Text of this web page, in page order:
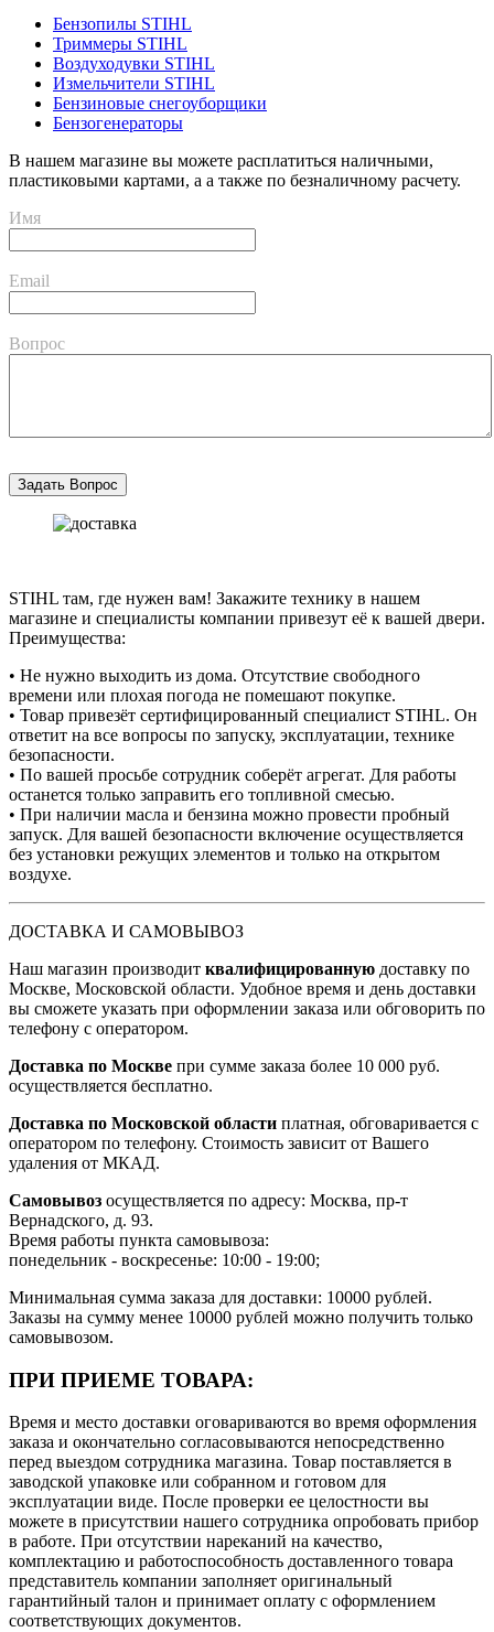
Бензопилы STIHL
Триммеры STIHL
Воздуходувки STIHL
Измельчители STIHL
Бензиновые снегоуборщики
Бензогенераторы
В нашем магазине вы можете расплатиться наличными,
пластиковыми картами, а а также по безналичному расчету.
Имя
Email
Вопрос
STIHL там, где нужен вам! Закажите технику в нашем
магазине и специалисты компании привезут её к вашей двери.
Преимущества:
• Не нужно выходить из дома. Отсутствие свободного
времени или плохая погода не помешают покупке.
• Товар привезёт сертифицированный специалист STIHL. Он
ответит на все вопросы по запуску, эксплуатации, технике
безопасности.
• По вашей просьбе сотрудник соберёт агрегат. Для работы
останется только заправить его топливной смесью.
• При наличии масла и бензина можно провести пробный
запуск. Для вашей безопасности включение осуществляется
без установки режущих элементов и только на открытом
воздухе.
ДОСТАВКА И САМОВЫВОЗ
Наш магазин производит квалифицированную доставку по
Москве, Московской области. Удобное время и день доставки
вы сможете указать при оформлении заказа или обговорить по
телефону с оператором.
Доставка по Москве при сумме заказа более 10 000 руб.
осуществляется бесплатно.
Доставка по Московской области платная, обговаривается с
оператором по телефону. Стоимость зависит от Вашего
удаления от МКАД.
Самовывоз осуществляется по адресу: Москва, пр-т
Вернадского, д. 93.
Время работы пункта самовывоза:
понедельник - воскресенье: 10:00 - 19:00;
Минимальная сумма заказа для доставки: 10000 рублей.
Заказы на сумму менее 10000 рублей можно получить только
самовывозом.
ПРИ ПРИЕМЕ ТОВАРА:
Время и место доставки оговариваются во время оформления
заказа и окончательно согласовываются непосредственно
перед выездом сотрудника магазина. Товар поставляется в
заводской упаковке или собранном и готовом для
эксплуатации виде. После проверки ее целостности вы
можете в присутствии нашего сотрудника опробовать прибор
в работе. При отсутствии нареканий на качество,
комплектацию и работоспособность доставленного товара
представитель компании заполняет оригинальный
гарантийный талон и принимает оплату с оформлением
соответствующих документов.